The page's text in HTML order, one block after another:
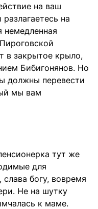
на ваш
на
немедленная
в закрытое крыло,
Бибигонянов. Но
должны перевести
мы вам
тут же
для
богу, вовремя
Не на шутку
к маме.